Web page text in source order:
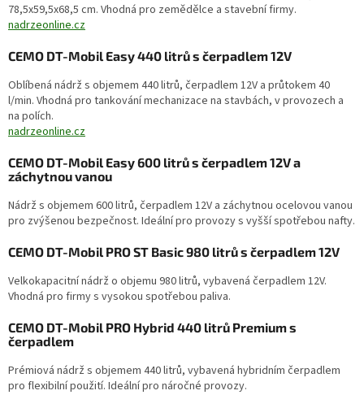
78,5x59,5x68,5 cm. Vhodná pro zemědělce a stavební firmy.
nadrzeonline.cz
CEMO DT-Mobil Easy 440 litrů s čerpadlem 12V
Oblíbená nádrž s objemem 440 litrů, čerpadlem 12V a průtokem 40
l/min. Vhodná pro tankování mechanizace na stavbách, v provozech a
na polích.
nadrzeonline.cz
CEMO DT-Mobil Easy 600 litrů s čerpadlem 12V a
záchytnou vanou
Nádrž s objemem 600 litrů, čerpadlem 12V a záchytnou ocelovou vanou
pro zvýšenou bezpečnost. Ideální pro provozy s vyšší spotřebou nafty.
CEMO DT-Mobil PRO ST Basic 980 litrů s čerpadlem 12V
Velkokapacitní nádrž o objemu 980 litrů, vybavená čerpadlem 12V.
Vhodná pro firmy s vysokou spotřebou paliva.
CEMO DT-Mobil PRO Hybrid 440 litrů Premium s
čerpadlem
Prémiová nádrž s objemem 440 litrů, vybavená hybridním čerpadlem
pro flexibilní použití. Ideální pro náročné provozy.